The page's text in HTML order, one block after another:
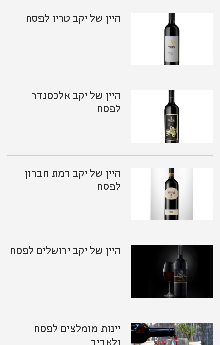
היין של יקב טריו לפסח
היין של יקב אלכסנדר
לפסח
היין של יקב רמת חברון
לפסח
היין של יקב ירושלים לפסח
יינות מומלצים לפסח